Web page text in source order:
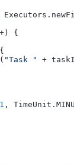
{
"Task " +
1